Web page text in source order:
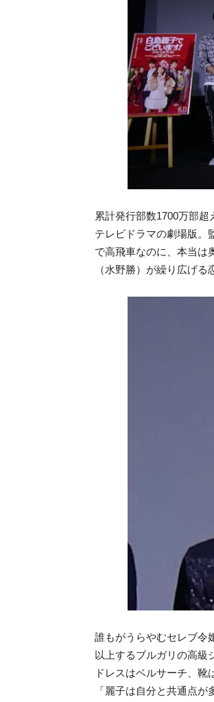
累計発行部数1700万部超
テレビドラマの劇場版。
で高飛車なのに、本当は
（水野勝）が繰り広げる
誰もがうらやむセレブ令
以上するブルガリの高級
ドレスはベルサーチ、
「麗子は自分と共通点